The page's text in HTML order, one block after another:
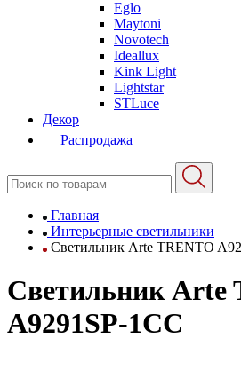
Eglo
Maytoni
Novotech
Ideallux
Kink Light
Lightstar
STLuce
Декор
Распродажа
Главная
Интерьерные светильники
Светильник Arte TRENTO
Светильник Arte
A9291SP-1CC